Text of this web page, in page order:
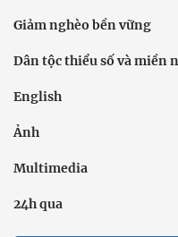
Giảm nghèo bền vững
Dân tộc thiểu số và miền
English
Ảnh
Multimedia
24h qua